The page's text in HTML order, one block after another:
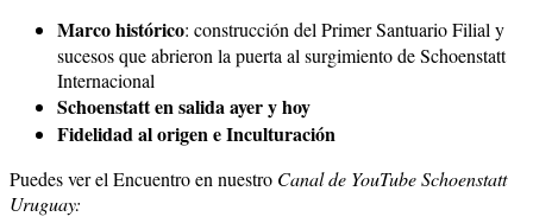
Marco histórico: construcción del Primer Santuario Filial y
sucesos que abrieron la puerta al surgimiento de Schoenstatt
Internacional
Schoenstatt en salida ayer y hoy
Fidelidad al origen e Inculturación
Puedes ver el Encuentro en nuestro Canal de YouTube Schoenstatt
Uruguay: